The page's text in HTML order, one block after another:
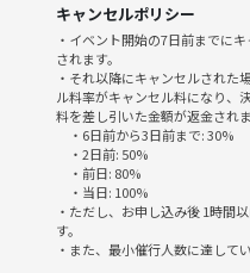
■19:25 御徒町(上野)のお店に直
※飲食代は参加費とは別に個人
■お好み焼きを食べながら、自
その他フリートーク✨
■21:30 解散
----------------------
【開催場所】
キャンセルポリシー
・イベント開始の7日前までに
されます。
・それ以降にキャンセルされた
ル料率がキャンセル料になり、
料を差し引いた金額が返金されま
・6日前から3日前まで: 30%
・2日前: 50%
・前日: 80%
・当日: 100%
・ただし、お申し込み後 1時間
す。
・また、最小催行人数に達して